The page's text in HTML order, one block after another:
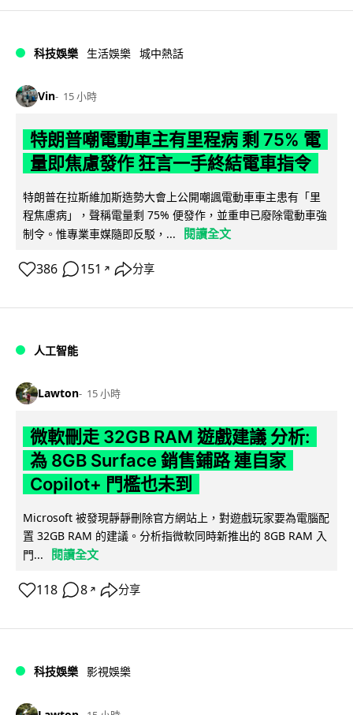
科技娛樂 生活娛樂 城中熱話
Vin 15 小時
特朗普嘲電動車主有里程病 剩 75% 電
量即焦慮發作 狂言一手終結電車指令
特朗普在拉斯維加斯造勢大會上公開嘲諷電動車車主患有「里
程焦慮病」，聲稱電量剩 75% 便發作，並重申已廢除電動車強
制令。惟專業車媒隨即反駁，...
閱讀全文
386 151 ↗ 分享
人工智能
Lawton 15 小時
微軟刪走 32GB RAM 遊戲建議 分析:
為 8GB Surface 銷售鋪路 連自家
Copilot+ 門檻也未到
Microsoft 被發現靜靜刪除官方網站上，對遊戲玩家要為電腦配
置 32GB RAM 的建議。分析指微軟同時新推出的 8GB RAM 入
門...
閱讀全文
118 8 ↗ 分享
科技娛樂 影視娛樂